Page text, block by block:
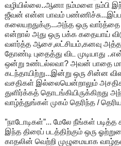
வழியில்லை..ஆனா நம்மளை நம்பி
ஜீவன் என்ன பாவம்
கலையறதுக்கு...அந்த ஒரு
என்றால் அது ஒரு பக்க கதையாய்
வளர்த்த ஆசை,லட்சியம்,கனவு
தோண்டி புதைத்து விட முடியாது
ஒன்று உண்டல்லவா? அவன் பாதை
கடந்தாயிற்று...இன்று ஒரு சின்ன
வசதிகள் இல்லையென்றாலும்
துளிர்க்கத் தொடங்கியிருக்கிறது
வாழ்த்துங்கள் முகம் தெரிந்த /
”நாடோடிகள்”... மேலே நீங்கள் படித்த
இந்த திரைப் படத்திற்கும் ஒரு
காதலின் வெற்றி முழுமையாக